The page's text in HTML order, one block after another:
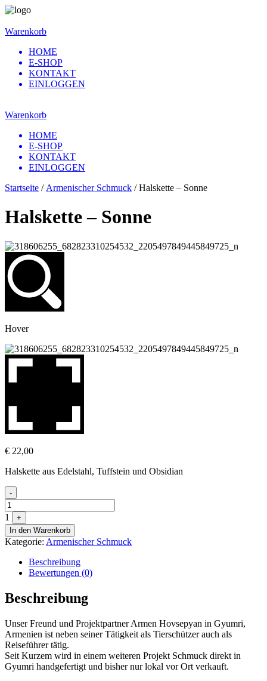
Warenkorb
HOME
E-SHOP
KONTAKT
EINLOGGEN
Warenkorb
HOME
E-SHOP
KONTAKT
EINLOGGEN
Startseite / Armenischer Schmuck / Halskette – Sonne
Halskette – Sonne
Hover
€ 22,00
Halskette aus Edelstahl, Tuffstein und Obsidian
Quantity
-
1
+
In den Warenkorb
Kategorie: Armenischer Schmuck
Beschreibung
Bewertungen (0)
Beschreibung
Unser Freund und Projektpartner Armen Hovsepyan in Gyumri,
Armenien ist neben seiner Tätigkeit als Tierschützer auch als
Reiseführer tätig.
Seit Kurzem wird in einem weiteren Projekt Schmuck direkt in
Gyumri handgefertigt und bisher nur lokal vor Ort verkauft.